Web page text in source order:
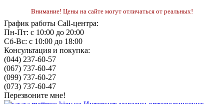
Внимание! Цены на сайте могут отличаться от реальных!
График работы Call-центра:
Пн-Пт: с 10:00 до 20:00
Сб-Вс: с 10:00 до 18:00
Консультация и покупка:
(044) 237-60-57
(067) 737-60-47
(099) 737-60-27
(073) 737-60-47
Перезвоните мне!